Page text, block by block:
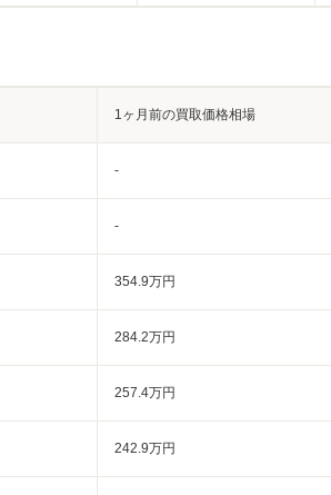
1ヶ月前の買取価格相場
-
-
354.9万円
284.2万円
257.4万円
242.9万円